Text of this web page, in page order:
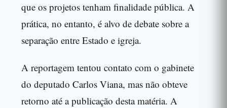
que os projetos tenham finalidade pública. A
prática, no entanto, é alvo de debate sobre a
separação entre Estado e igreja.
A reportagem tentou contato com o gabinete
do deputado Carlos Viana, mas não obteve
retorno até a publicação desta matéria. A